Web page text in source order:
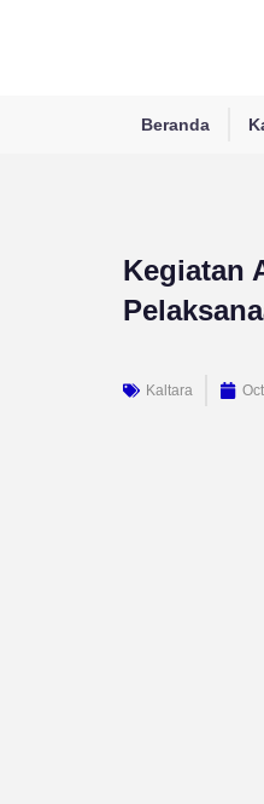
Beranda
Kegiatan
Kaltara